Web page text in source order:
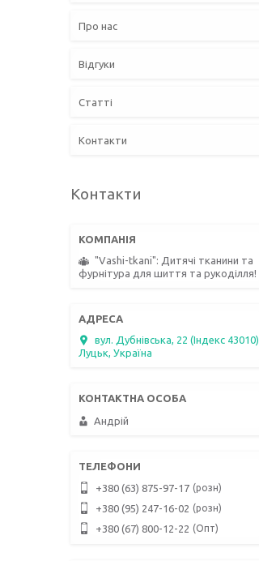
Про нас
Відгуки
Статті
Контакти
Контакти
"Vashi-tkani": Дитячі тканини та
фурнітура для шиття та рукоділля!
вул. Дубнівська, 22 (Індекс 43010),
Луцьк, Україна
Андрій
+380 (63) 875-97-17 розн
+380 (95) 247-16-02 розн
+380 (67) 800-12-22 Опт